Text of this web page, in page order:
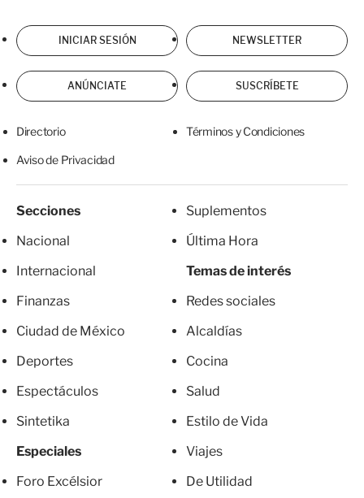
INICIAR SESIÓN NEWSLETTER
ANÚNCIATE SUSCRÍBETE
Directorio Términos y Condiciones
Aviso de Privacidad
Secciones
Nacional
Internacional
Finanzas
Ciudad de México
Deportes
Espectáculos
Sintetika
Especiales
Foro Excélsior
Suplementos
Última Hora
Temas de interés
Redes sociales
Alcaldías
Cocina
Salud
Estilo de Vida
Viajes
De Utilidad